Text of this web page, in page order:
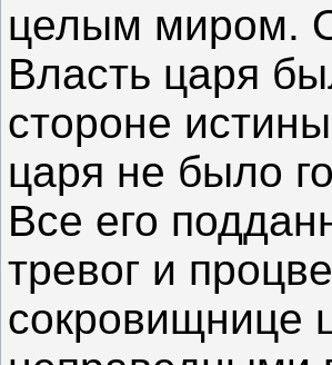
целым миром.
Власть царя
стороне
царя не было
Все его
тревог и
сокровищнице